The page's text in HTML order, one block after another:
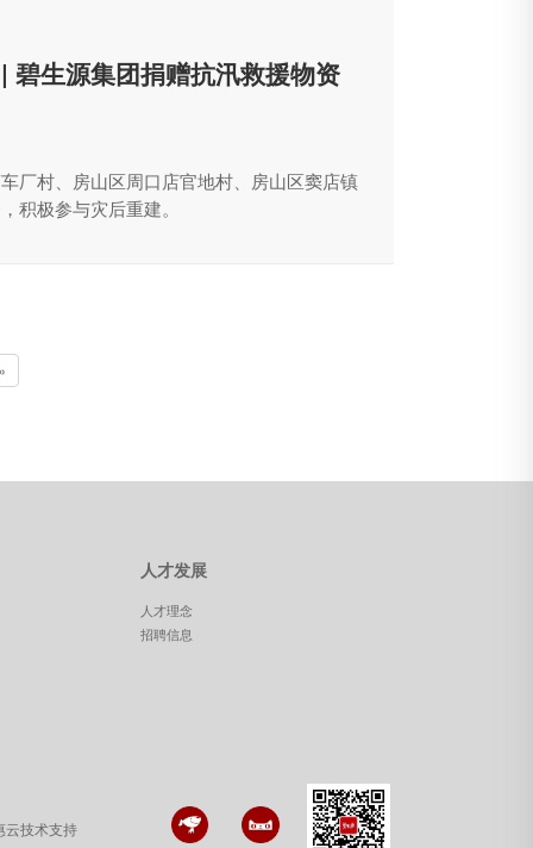
碧生源集团捐赠抗汛救援物资
厂村、房山区周口店官地村、房山区窦店镇
积极参与灾后重建。
人才发展
人才理念
招聘信息
云技术支持